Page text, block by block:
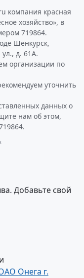
компания красная
хозяйство», в
719864.
Шенкурск,
д. 61А.
организации по
уточнить
данных о
нам об этом,
Добавьте свой
Онега г.